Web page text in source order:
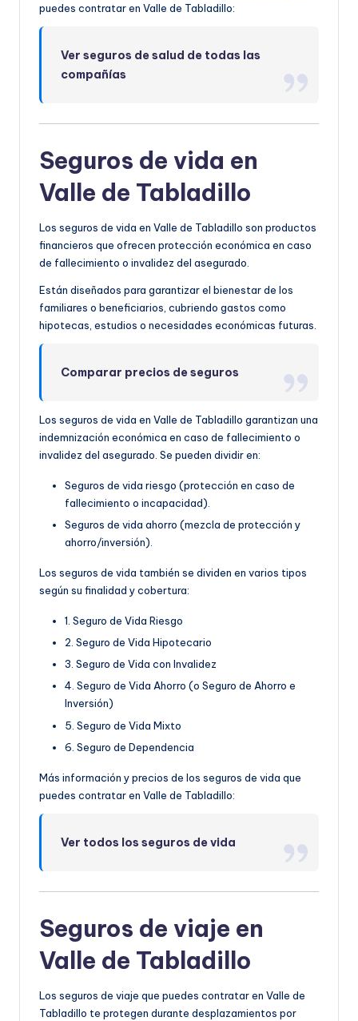
puedes contratar en Valle de Tabladillo:
Ver seguros de salud de todas las
compañías
Seguros de vida en
Valle de Tabladillo
Los seguros de vida en Valle de Tabladillo son productos
financieros que ofrecen protección económica en caso
de fallecimiento o invalidez del asegurado.
Están diseñados para garantizar el bienestar de los
familiares o beneficiarios, cubriendo gastos como
hipotecas, estudios o necesidades económicas futuras.
Comparar precios de seguros
Los seguros de vida en Valle de Tabladillo garantizan una
indemnización económica en caso de fallecimiento o
invalidez del asegurado. Se pueden dividir en:
Seguros de vida riesgo (protección en caso de
fallecimiento o incapacidad).
Seguros de vida ahorro (mezcla de protección y
ahorro/inversión).
Los seguros de vida también se dividen en varios tipos
según su finalidad y cobertura:
1. Seguro de Vida Riesgo
2. Seguro de Vida Hipotecario
3. Seguro de Vida con Invalidez
4. Seguro de Vida Ahorro (o Seguro de Ahorro e
Inversión)
5. Seguro de Vida Mixto
6. Seguro de Dependencia
Más información y precios de los seguros de vida que
puedes contratar en Valle de Tabladillo:
Ver todos los seguros de vida
Seguros de viaje en
Valle de Tabladillo
Los seguros de viaje que puedes contratar en Valle de
Tabladillo te protegen durante desplazamientos por